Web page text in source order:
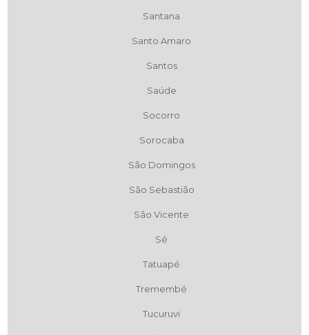
Santana
Santo Amaro
Santos
Saúde
Socorro
Sorocaba
São Domingos
São Sebastião
São Vicente
Sé
Tatuapé
Tremembé
Tucuruvi